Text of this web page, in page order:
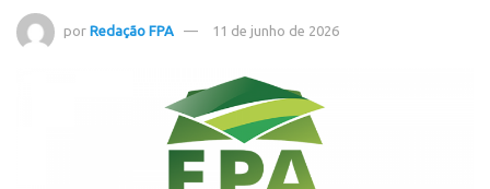
por Redação FPA 11 de junho de 2026